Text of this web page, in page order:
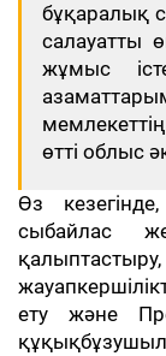
бұқаралық
салауатты
жұмыс
өтті облыс
Өз
сыбайлас
ету және